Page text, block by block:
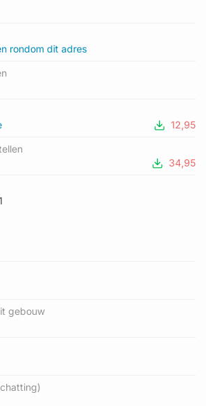
als status: 'pand in gebruik'.
rondom dit adres
12,95
34,95
gebouw